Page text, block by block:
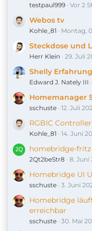
testpaul999 Vor 2
Webos tv
Kohle_81 Montag,
Steckdose und
Herr Klein 29. Juli
Shelly
Edward J. Nately III
Homemanager
sschuste 12. Juli
RGBIC Controller
Kohle_81 14. Juni
homebridge-
2Qt2beStr8 8. Juni
Homebridge UI
sschuste 3. Juni
Homebridge
erreichbar
sschuste 30. Mai